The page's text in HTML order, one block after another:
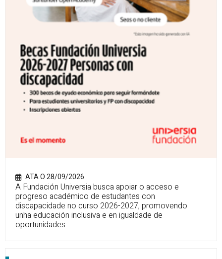
ATA O 28/09/2026
A Fundación Universia busca apoiar o acceso e
progreso académico de estudantes con
discapacidade no curso 2026-2027, promovendo
unha educación inclusiva e en igualdade de
oportunidades.